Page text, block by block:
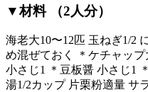
▼材料 （2人分）
海老大10〜12匹 玉ねぎ1/2
め混ぜておく ＊ケチャッ
小さじ1 ＊豆板醤 小さじ1
湯1/2カップ 片栗粉適量 サ